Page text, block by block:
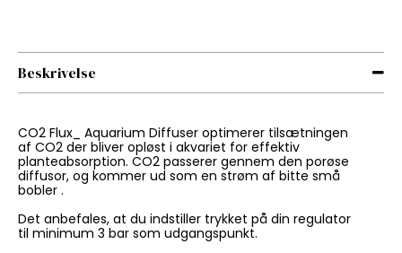
Beskrivelse
CO2 Flux_ Aquarium Diffuser optimerer tilsætningen
af CO2 der bliver opløst i akvariet for effektiv
planteabsorption. CO2 passerer gennem den porøse
diffusor, og kommer ud som en strøm af bitte små
bobler .
Det anbefales, at du indstiller trykket på din regulator
til minimum 3 bar som udgangspunkt.